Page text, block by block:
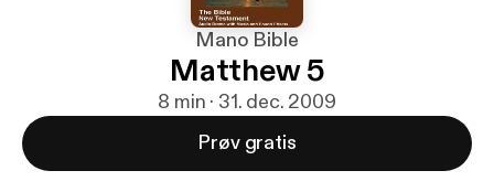
Mano Bible
Matthew 5
8 min · 31. dec. 2009
Prøv gratis